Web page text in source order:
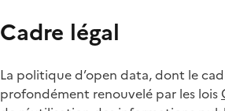
Cadre légal
La politique d’open data, dont le
profondément renouvelé par les lois